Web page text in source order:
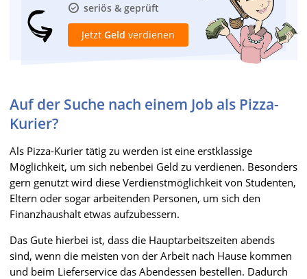
seriös & geprüft
Jetzt Geld verdienen
Auf der Suche nach einem Job als Pizza-
Kurier?
Als Pizza-Kurier tätig zu werden ist eine erstklassige
Möglichkeit, um sich nebenbei Geld zu verdienen. Besonders
gern genutzt wird diese Verdienstmöglichkeit von Studenten,
Eltern oder sogar arbeitenden Personen, um sich den
Finanzhaushalt etwas aufzubessern.
Das Gute hierbei ist, dass die Hauptarbeitszeiten abends
sind, wenn die meisten von der Arbeit nach Hause kommen
und beim Lieferservice das Abendessen bestellen. Dadurch